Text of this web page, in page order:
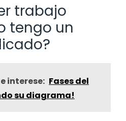
trabajo
tengo un
interese: Fases del
su diagrama!